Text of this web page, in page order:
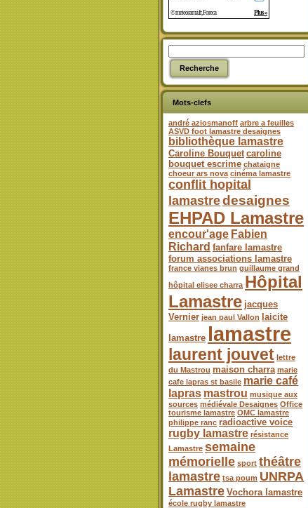
Mots-clefs
andré aziosmanoff arbre a feuilles
ASVD foot lamastre desaignes
bibliothèque lamastre
Caroline Bouquet caroline
bouquet escrime chataigne
choeur ars nova cinéma lamastre
conflit hopital
lamastredesaignes
EHPAD Lamastre
encour'age Fabien
Richard fanfare lamastre
forum associations lamastre
france vianes brun guillaume grand
hôpital elisee charra Hôpital
Lamastre jacques
Vernier jean paul Vallon
laicite
lamastre lamastre
laurent jouvet lettre
du Mastrou maison charra marie
cafe lapras st basile marie café
lapras mastrou musique aux
sources médiévale Desaignes Office
tourisme lamastre OMC lamastre
philippe ranc radioactive voice
rugby lamastre résistance
Lamastre semaine
mémorielle sport théâtre
lamastre tsa poum UNRPA
Lamastre Vochora lamastre
école rugby lamastre